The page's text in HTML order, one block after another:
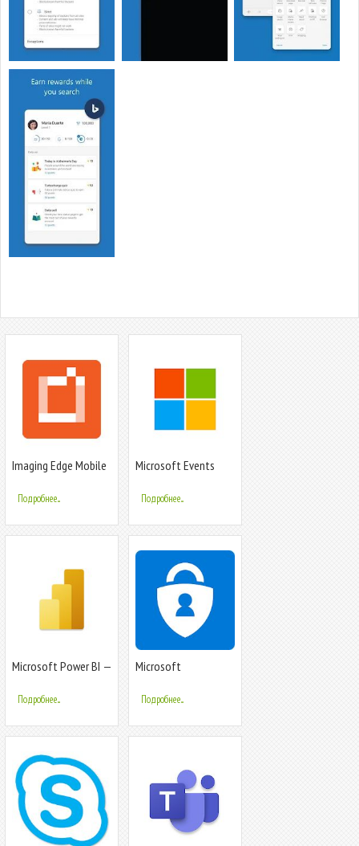
Imaging Edge Mobile
Подробнее...
Microsoft Events
Подробнее...
Microsoft Power BI —
данных
Подробнее...
Microsoft
Подробнее...